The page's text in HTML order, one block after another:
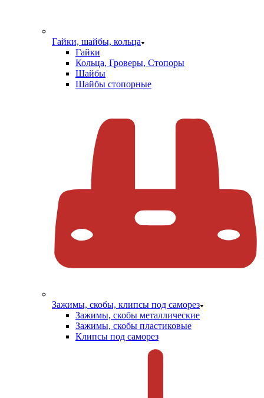
Гайки, шайбы, кольца
Гайки
Кольца, Гроверы, Стопоры
Шайбы
Шайбы стопорные
Зажимы, скобы, клипсы под саморез
Зажимы, скобы металлические
Зажимы, скобы пластиковые
Клипсы под саморез